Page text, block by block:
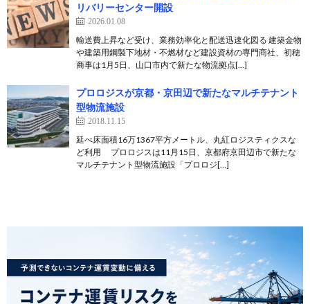
リバリーセンター開設
2026.01.08
輸送費上昇など受け、業務効率化と配送迅速化図る 建築金物
や建築用鋼製下地材・不燃材など建設資材の専門商社、初穂
商事は1月5日、山口市内で新たな物流拠点[…]
プロロジスが京都・京田辺で新たなマルチテナント
型物流施設
2018.11.15
延べ床面積16万1367平方メートル、丸紅ロジスティクスな
ど利用 プロロジスは11月15日、京都府京田辺市で新たな
マルチテナント型物流施設「プロロジ[…]